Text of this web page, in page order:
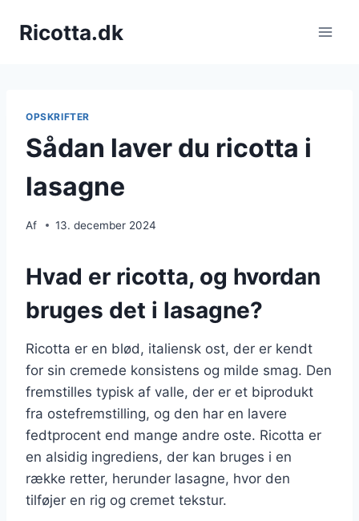
Ricotta.dk
OPSKRIFTER
Sådan laver du ricotta i
lasagne
Af 13. december 2024
Hvad er ricotta, og hvordan
bruges det i lasagne?
Ricotta er en blød, italiensk ost, der er kendt
for sin cremede konsistens og milde smag. Den
fremstilles typisk af valle, der er et biprodukt
fra ostefremstilling, og den har en lavere
fedtprocent end mange andre oste. Ricotta er
en alsidig ingrediens, der kan bruges i en
række retter, herunder lasagne, hvor den
tilføjer en rig og cremet tekstur.